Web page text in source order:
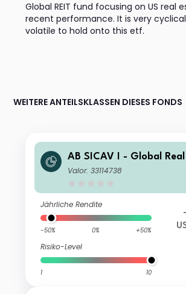
Global REIT fund focusing on US real
recent performance. It is very
volatile to hold onto this etf.
WEITERE ANTEILSKLASSEN DIESES FONDS
AB SICAV I - Global
urities Portfolio ID USD
Valor: 33114738
Jährliche Rendite
-50% 0% +50%
Risiko-Level
1 10